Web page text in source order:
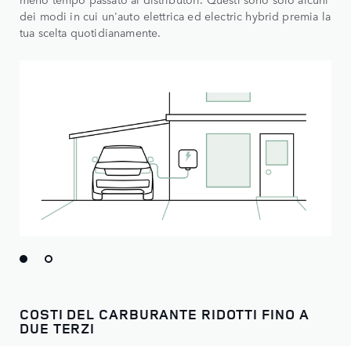
dei modi in cui un'auto elettrica ed electric hybrid premia la
tua scelta quotidianamente.
COSTI DEL CARBURANTE RIDOTTI FINO A
DUE TERZI